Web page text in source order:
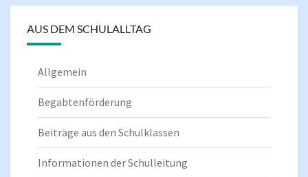
AUS DEM SCHULALLTAG
Allgemein
Begabtenförderung
Beiträge aus den Schulklassen
Informationen der Schulleitung